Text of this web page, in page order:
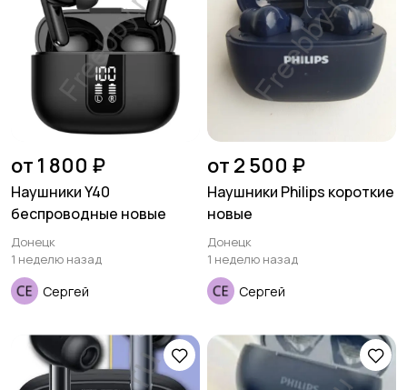
от 1 800 ₽
Наушники Y40
беспроводные новые
Донецк
1 неделю назад
Сергей
от 2 500 ₽
Наушники Philips короткие
новые
Донецк
1 неделю назад
Сергей